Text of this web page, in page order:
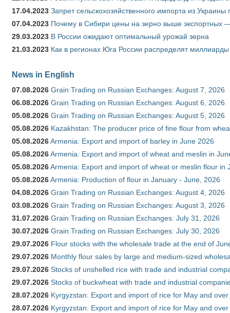
17.04.2023 Запрет сельскохозяйственного импорта из
07.04.2023 Почему в Сибири цены на зерно выше экспортных
29.03.2023 В России ожидают оптимальный урожай зерна
21.03.2023 Как в регионах Юга России распределят
News in English
07.08.2026 Grain Trading on Russian Exchanges: August 7, 2026
06.08.2026 Grain Trading on Russian Exchanges: August 6, 2026
05.08.2026 Grain Trading on Russian Exchanges: August 5, 2026
05.08.2026 Kazakhstan: The producer price of fine flour from
05.08.2026Armenia: Export and import of barley in June 2026
05.08.2026Armenia: Export and import of wheat and meslin in
05.08.2026Armenia: Export and import of wheat or meslin flour in
05.08.2026Armenia: Production of flour in January - June, 2026
04.08.2026 Grain Trading on Russian Exchanges: August 4, 2026
03.08.2026 Grain Trading on Russian Exchanges: August 3, 2026
31.07.2026 Grain Trading on Russian Exchanges: July 31, 2026
30.07.2026 Grain Trading on Russian Exchanges: July 30, 2026
29.07.2026 Flour stocks with the wholesale trade at the end of
29.07.2026 Monthly flour sales by large and medium-sized
29.07.2026 Stocks of unshelled rice with trade and industrial
29.07.2026 Stocks of buckwheat with trade and industrial
28.07.2026 Kyrgyzstan: Export and import of rice for May and
28.07.2026 Kyrgyzstan: Export and import of rice for May and